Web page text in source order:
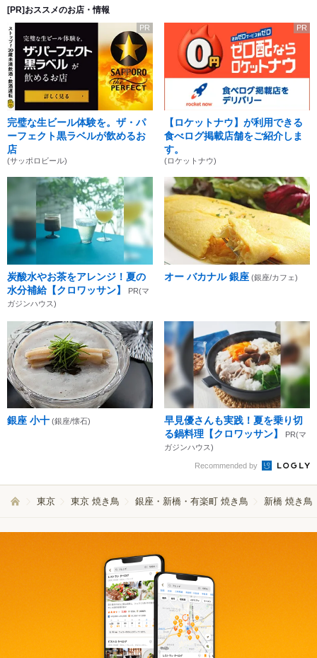
[PR]おススメのお店・情報
PR
完璧な生ビール体験を。ザ・パ
ーフェクト黒ラベルが飲めるお
店
(サッポロビール)
PR
【ロケットナウ】が利用できる
食べログ掲載店舗をご紹介しま
す。
(ロケットナウ)
炭酸水やお茶をアレンジ！夏の
水分補給【クロワッサン】
PR(マ
ガジンハウス)
オー バカナル 銀座 (銀座/カフェ)
銀座 小十 (銀座/懐石)
早見優さんも実践！夏を乗り切
る鍋料理【クロワッサン】
PR(マ
ガジンハウス)
Recommended by
東京 東京 焼き鳥 銀座・新橋・有楽町 焼き鳥 新橋 焼き鳥